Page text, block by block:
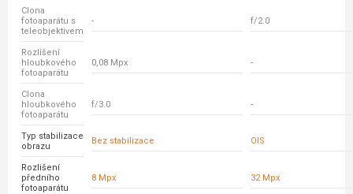
Clona
fotoaparátu s
teleobjektivem
- f/2.0
Rozlišení
hloubkového
fotoaparátu
0,08 Mpx -
Clona
hloubkového
fotoaparátu
f/3.0 -
Typ stabilizace
obrazu
Bez stabilizace OIS
Rozlišení
předního
fotoaparátu
8 Mpx 32 Mpx